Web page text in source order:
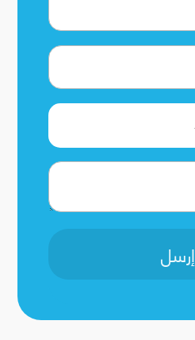
إرسل